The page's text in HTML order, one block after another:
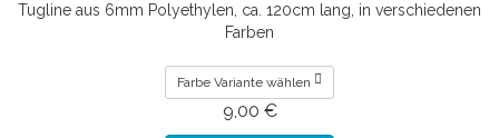
Tugline aus 6mm Polyethylen, ca. 120cm lang, in verschiedenen
Farben
Farbe Variante wählen
9,00 €